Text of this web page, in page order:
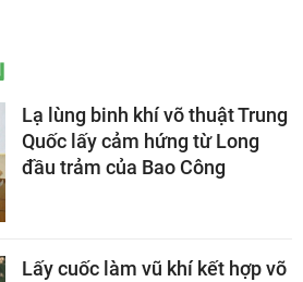
Lạ lùng binh khí võ thuật Trung
Quốc lấy cảm hứng từ Long
đầu trảm của Bao Công
Lấy cuốc làm vũ khí kết hợp võ